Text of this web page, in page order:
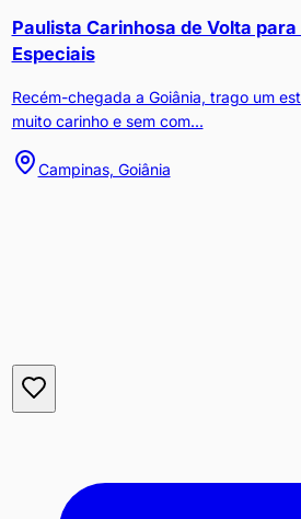
Paulista Carinhosa de Volta
Especiais
Recém-chegada a Goiânia, trago um
muito carinho e sem com...
Campinas, Goiânia